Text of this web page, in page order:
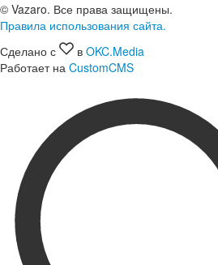
© Vazaro. Все права защищены.
Правила использования сайта.
Сделано с
в OKC.Media
Работает на CustomCMS